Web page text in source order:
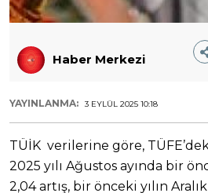
Haber Merkezi
YAYINLANMA: 3 EYLÜL 2025 10:18
TÜİK verilerine göre,
2025 yılı Ağustos ayında bir
2,04 artış, bir önceki yılın